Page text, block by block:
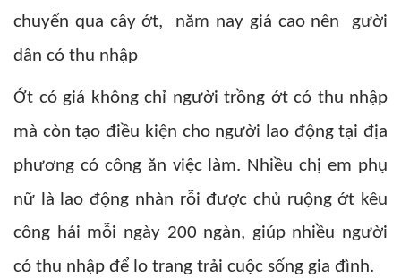
chuyển qua cây ớt, năm nay giá cao nên gười
dân có thu nhập
Ớt có giá không chỉ người trồng ớt có thu nhập
mà còn tạo điều kiện cho người lao động tại địa
phương có công ăn việc làm. Nhiều chị em phụ
nữ là lao động nhàn rỗi được chủ ruộng ớt kêu
công hái mỗi ngày 200 ngàn, giúp nhiều người
có thu nhập để lo trang trải cuộc sống gia đình.